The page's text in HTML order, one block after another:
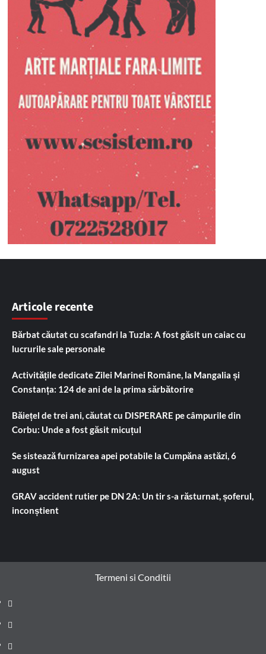
Articole recente
Bărbat căutat cu scafandri la Tuzla: A fost găsit un caiac cu
lucrurile sale personale
Activitățile dedicate Zilei Marinei Române, la Mangalia și
Constanța: 124 de ani de la prima sărbătorire
Băiețel de trei ani, căutat cu DISPERARE pe câmpurile din
Corbu: Unde a fost găsit micuțul
Se sistează furnizarea apei potabile la Cumpăna astăzi, 6
august
GRAV accident rutier pe DN 2A: Un tir s-a răsturnat, șoferul,
inconștient
Termeni si Conditii
Prima
pagină
Știri
de
Administrație